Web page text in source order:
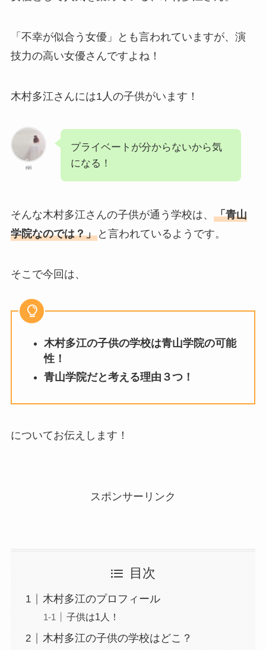
「不幸が似合う女優」とも言われていますが、演
技力の高い女優さんですよね！
木村多江さんには1人の子供がいます！
riri
プライベートが分からないから気
になる！
そんな木村多江さんの子供が通う学校は、 「青山
学院なのでは？」と言われているようです。
そこで今回は、
木村多江の子供の学校は青山学院の可能
性！
青山学院だと考える理由３つ！
についてお伝えします！
スポンサーリンク
目次
木村多江のプロフィール
子供は1人！
木村多江の子供の学校はどこ？